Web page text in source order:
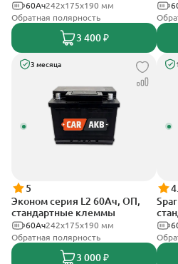
242х175х190 мм
60Ач
Обратная полярность
3 400 ₽
3 месяца
5
Эконом серия L2 60Ач, ОП,
стандартные клеммы
242х175х190 мм
60Ач
Обратная полярность
3 000 ₽